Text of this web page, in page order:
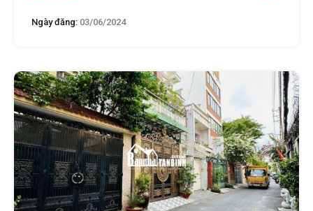
Ngày đăng: 03/06/2024